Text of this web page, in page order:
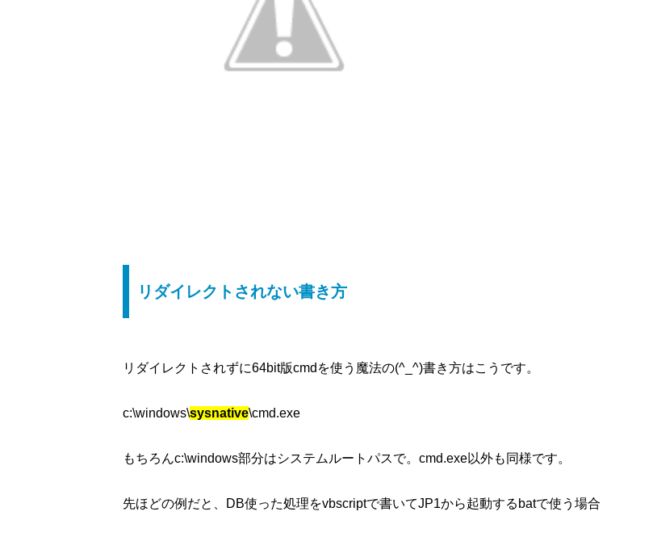
リダイレクトされない書き方
リダイレクトされずに64bit版cmdを使う魔法の(^_^)書き方はこうです。
c:\windows\sysnative\cmd.exe
もちろんc:\windows部分はシステムルートパスで。cmd.exe以外も同様です。
先ほどの例だと、DB使った処理をvbscriptで書いてJP1から起動するbatで使う場合